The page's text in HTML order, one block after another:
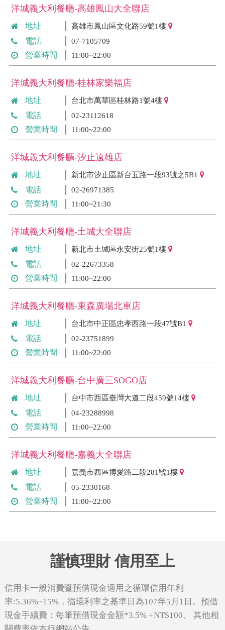
洋城義大利餐廳-高雄鳳山大全聯店
地址 高雄市鳳山區文化路59號1樓
電話 07-7105709
營業時間 11:00~22:00
洋城義大利餐廳-桂林家樂福店
地址 台北市萬華區桂林路1號4樓
電話 02-23112618
營業時間 11:00~22:00
洋城義大利餐廳-汐止遠雄店
地址 新北市汐止區新台五路一段93號之5B1
電話 02-26971385
營業時間 11:00~21:30
洋城義大利餐廳-土城大全聯店
地址 新北市土城區永安街25號1樓
電話 02-22673358
營業時間 11:00~22:00
洋城義大利餐廳-東森廣場北車店
地址 台北市中正區忠孝西路一段47號B1
電話 02-23751899
營業時間 11:00~22:00
洋城義大利餐廳-台中廣三SOGO店
地址 台中市西區臺灣大道二段459號14樓
電話 04-23288998
營業時間 11:00~22:00
洋城義大利餐廳-嘉義大全聯店
地址 嘉義市西區博愛路二段281號1樓
電話 05-2330168
營業時間 11:00~22:00
謹慎理財 信用至上
信用卡一般消費暨預借現金適用之循環信用年利
率:5.36%~15%，循環利率之基準日為107年5月1日。預借
現金手續費：每筆預借現金金額*3.5% +NT$100。 其他相